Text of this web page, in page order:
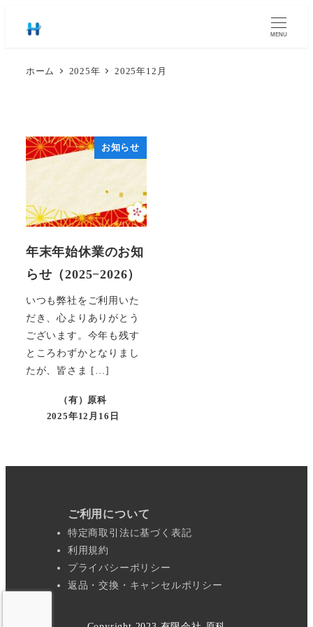
MENU
ホーム 2025年 2025年12月
お知らせ
年末年始休業のお知
らせ（2025−2026）
いつも弊社をご利用いた
だき、心よりありがとう
ございます。今年も残す
ところわずかとなりまし
たが、皆さま […]
（有）原科
2025年12月16日
ご利用について
特定商取引法に基づく表記
利用規約
プライバシーポリシー
返品・交換・キャンセルポリシー